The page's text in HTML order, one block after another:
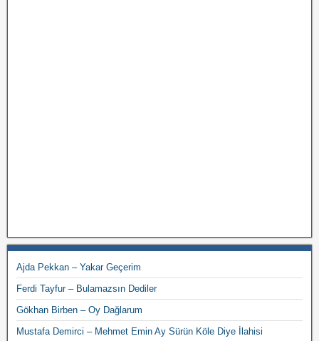
Ajda Pekkan – Yakar Geçerim
Ferdi Tayfur – Bulamazsın Dediler
Gökhan Birben – Oy Dağlarum
Mustafa Demirci – Mehmet Emin Ay Sürün Köle Diye İlahisi